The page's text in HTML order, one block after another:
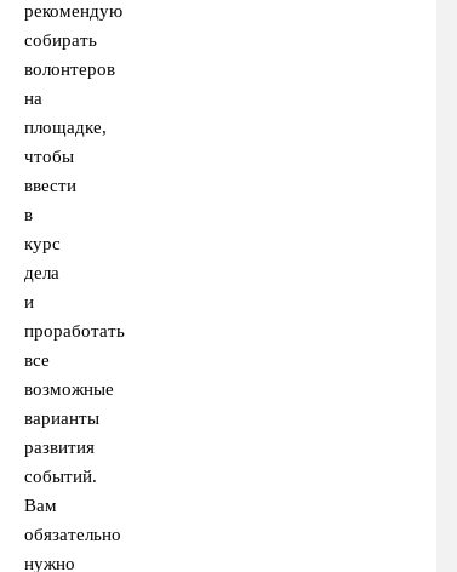
рекомендую
собирать
волонтеров
на
площадке,
чтобы
ввести
в
курс
дела
и
проработать
все
возможные
варианты
развития
событий.
Вам
обязательно
нужно